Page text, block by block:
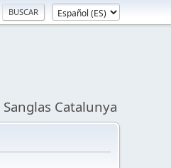
Catalunya